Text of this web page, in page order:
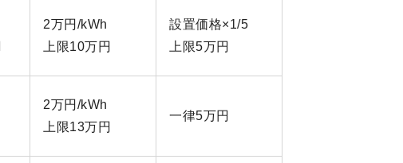
2万円/kWh
上限10万円
設置価格×1/5
上限5万円
2万円/kWh
上限13万円
一律5万円